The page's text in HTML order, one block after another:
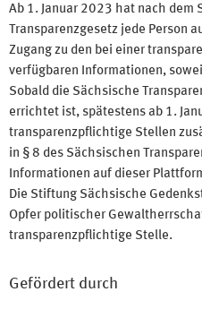
Ab 1. Januar 2023 hat nach dem
Transparenzgesetz jede Person
Zugang zu den bei einer
verfügbaren Informationen,
Sobald die Sächsische
errichtet ist, spätestens ab 1.
transparenzpflichtige Stellen
in § 8 des Sächsischen
Informationen auf dieser
Die Stiftung Sächsische
Opfer politischer
transparenzpflichtige Stelle.
Gefördert durch